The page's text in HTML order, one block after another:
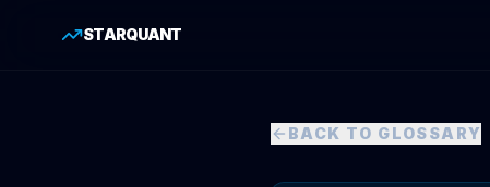
STARQUANT
BACK TO GLOSSARY